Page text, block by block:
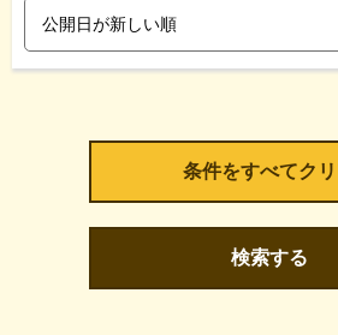
検索する